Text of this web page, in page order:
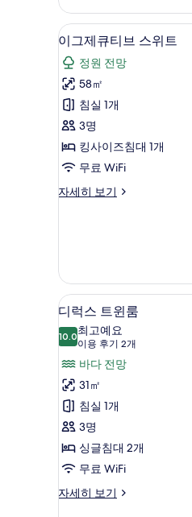
이
그
제
큐
티
브
스
트
두
보
기
7
이그제큐티브 스위트
정원 전망
58㎡
침실 1개
3명
킹사이즈침대 1개
무료 WiFi
자세히 보기
이
스
위
트
자
세
히
보
기
디
럭
스
트
윈
룸
사
진
모
두
6
디럭스 트윈룸
10.010.0점 만점 중 10점
최고예요
이용 후기 2개
(이
용
후
기
2
개)
바다 전망
31㎡
침실 1개
3명
싱글침대 2개
무료 WiFi
자세히 보기
디